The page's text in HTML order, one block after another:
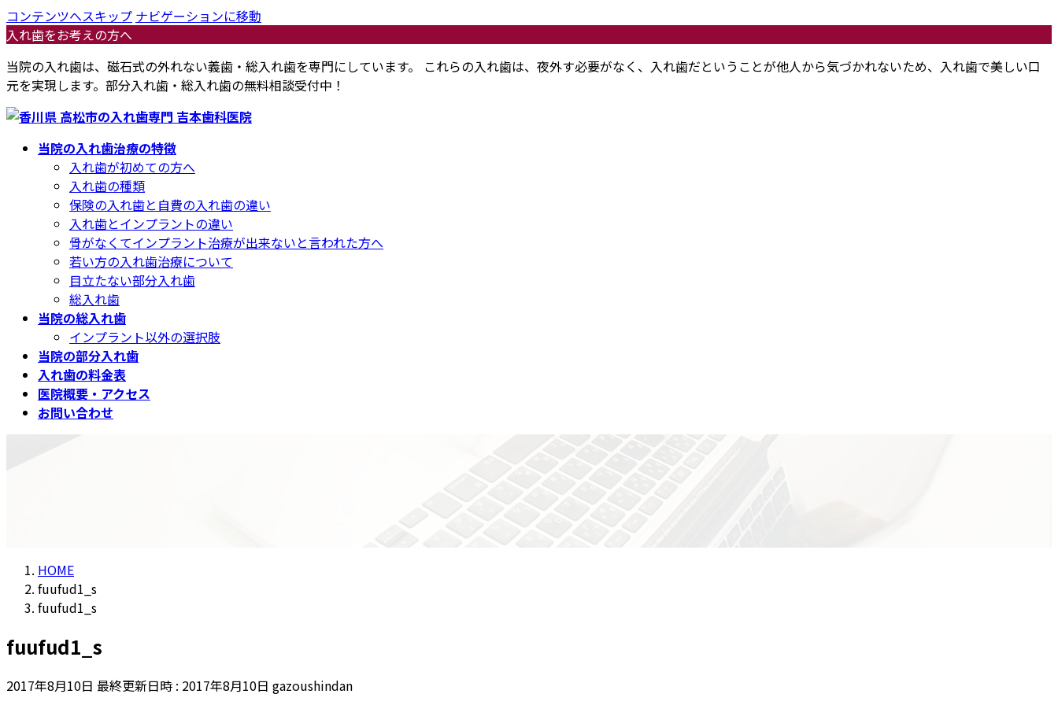
コンテンツへスキップ ナビゲーションに移動
入れ歯をお考えの方へ
当院の入れ歯は、磁石式の外れない義歯・総入れ歯を専門にしています。 これらの入れ歯は、夜外す必要がなく、入れ歯だということが他人から気づかれないため、入れ歯で美しい口
元を実現します。部分入れ歯・総入れ歯の無料相談受付中！
当院の入れ歯治療の特徴
入れ歯が初めての方へ
入れ歯の種類
保険の入れ歯と自費の入れ歯の違い
入れ歯とインプラントの違い
骨がなくてインプラント治療が出来ないと言われた方へ
若い方の入れ歯治療について
目立たない部分入れ歯
総入れ歯
当院の総入れ歯
インプラント以外の選択肢
当院の部分入れ歯
入れ歯の料金表
医院概要・アクセス
お問い合わせ
HOME
fuufud1_s
fuufud1_s
fuufud1_s
2017年8月10日 最終更新日時 : 2017年8月10日 gazoushindan